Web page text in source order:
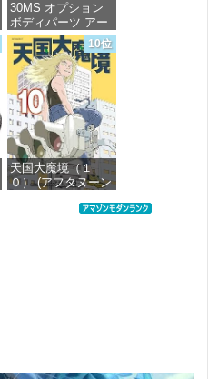
30MS オプション
ボディパーツ アー
ムパーツ&レッグパ
ーツ [カラーC] 色
分け済みプラモデ
ル
価格：¥1,949
10位
天国大魔境（１
０） (アフタヌーン